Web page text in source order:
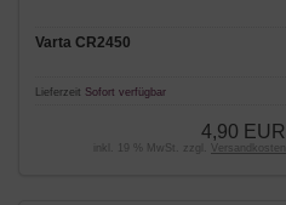
Varta CR2450
Lieferzeit Sofort verfügbar
4,90 EUR
inkl. 19 % MwSt. zzgl. Versandkosten